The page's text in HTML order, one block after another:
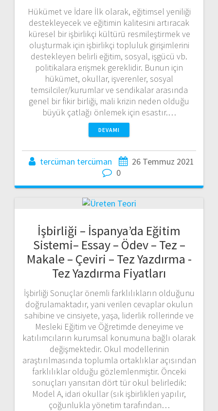
Hükümet ve İdare İlk olarak, eğitimsel yeniliği
destekleyecek ve eğitimin kalitesini artıracak
küresel bir işbirlikçi kültürü resmileştirmek ve
oluşturmak için işbirlikçi topluluk girişimlerini
destekleyen belirli eğitim, sosyal, işgücü vb.
politikalara erişmek gereklidir. Bunun için
hükümet, okullar, işverenler, sosyal
temsilciler/kurumlar ve sendikalar arasında
genel bir fikir birliği, mali krizin neden olduğu
büyük çatlağı önlemek için esastır.…
DEVAMI
tercüman tercüman
26 Temmuz 2021
0
İşbirliği – İspanya’da Eğitim
Sistemi– Essay – Ödev – Tez –
Makale – Çeviri – Tez Yazdırma -
Tez Yazdırma Fiyatları
İşbirliği Sonuçlar önemli farklılıkların olduğunu
doğrulamaktadır, yani verilen cevaplar okulun
sahibine ve cinsiyete, yaşa, liderlik rollerinde ve
Mesleki Eğitim ve Öğretimde deneyime ve
katılımcıların kurumsal konumuna bağlı olarak
değişmektedir. Okul modellerinin
araştırılmasında toplumla ortaklıklar açısından
farklılıklar olduğu gözlemlenmiştir. Önceki
sonuçları yansıtan dört tür okul belirledik:
Model A, idari okullar (sık işbirlikleri yapılır,
çoğunlukla yönetim tarafından…